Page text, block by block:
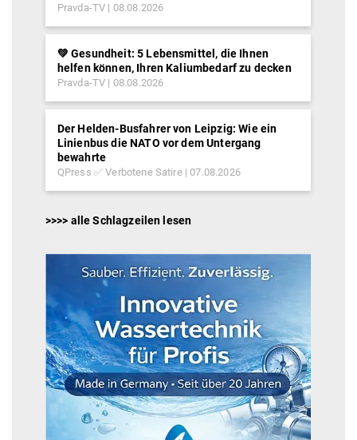
Pravda-TV 08.08.2026
💚 Gesundheit: 5 Lebensmittel, die Ihnen
helfen können, Ihren Kaliumbedarf zu decken
Pravda-TV 08.08.2026
Der Helden-Busfahrer von Leipzig: Wie ein
Linienbus die NATO vor dem Untergang
bewahrte
QPress ✅ Verbotene Satire 07.08.2026
>>>> alle Schlagzeilen lesen